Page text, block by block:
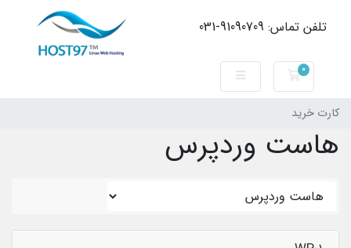
تلفن تماس: 91090709-031
0 کارت خرید
کارت خرید
هاست وردپرس